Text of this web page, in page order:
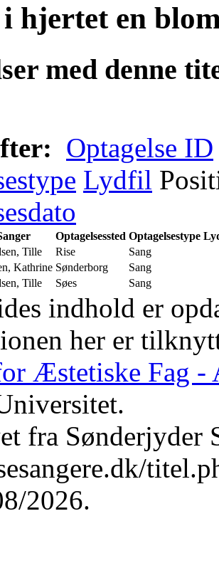
hjertet en
med denne
Optagelse ID
Lydfil
Optagelsessted Optagelsestype
Tille Rise
Sang
Kathrine Sønderborg
Sang
Tille Søes Sang
indhold er
her er
Æstetiske Fag -
fra Sønderjyder
2026.